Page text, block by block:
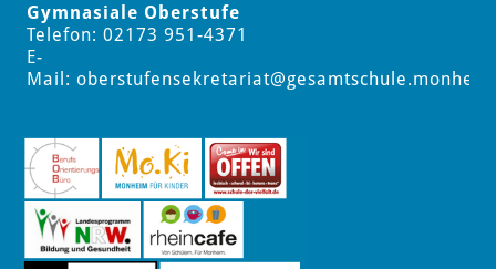
Gymnasiale Oberstufe
Telefon: 02173 951-4371
E-
Mail: oberstufensekretariat